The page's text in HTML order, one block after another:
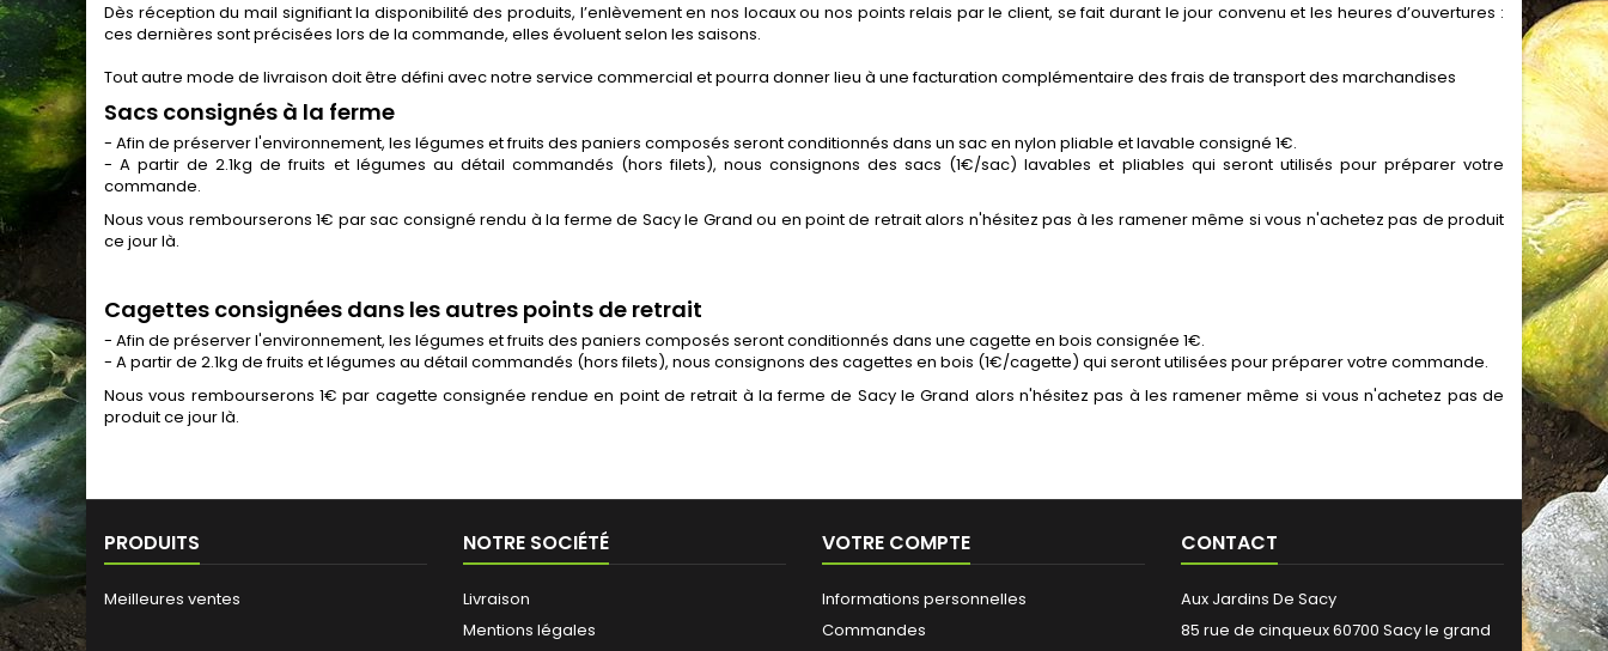
Dès réception du mail signifiant la disponibilité des produits, l’enlèvement en nos locaux ou nos points relais par le client, se fait durant le jour convenu et les heures d’ouvertures :
ces dernières sont précisées lors de la commande, elles évoluent selon les saisons.
Tout autre mode de livraison doit être défini avec notre service commercial et pourra donner lieu à une facturation complémentaire des frais de transport des marchandises
Sacs consignés à la ferme
- Afin de préserver l'environnement, les légumes et fruits des paniers composés seront conditionnés dans un sac en nylon pliable et lavable consigné 1€.
- A partir de 2.1kg de fruits et légumes au détail commandés (hors filets), nous consignons des sacs (1€/sac) lavables et pliables qui seront utilisés pour préparer votre
commande.
Nous vous rembourserons 1€ par sac consigné rendu à la ferme de Sacy le Grand ou en point de retrait alors n'hésitez pas à les ramener même si vous n'achetez pas de produit
ce jour là.
Cagettes consignées dans les autres points de retrait
- Afin de préserver l'environnement, les légumes et fruits des paniers composés seront conditionnés dans une cagette en bois consignée 1€.
- A partir de 2.1kg de fruits et légumes au détail commandés (hors filets), nous consignons des cagettes en bois (1€/cagette) qui seront utilisées pour préparer votre commande.
Nous vous rembourserons 1€ par cagette consignée rendue en point de retrait à la ferme de Sacy le Grand alors n'hésitez pas à les ramener même si vous n'achetez pas de
produit ce jour là.
PRODUITS
Meilleures ventes
NOTRE SOCIÉTÉ
Livraison
Mentions légales
VOTRE COMPTE
Informations personnelles
Commandes
CONTACT
Aux Jardins De Sacy
85 rue de cinqueux 60700 Sacy le grand